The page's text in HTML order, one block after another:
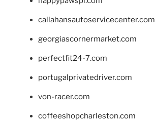
callahansautoservicecenter.com
georgiascornermarket.com
perfectfit24-7.com
portugalprivatedriver.com
von-racer.com
coffeeshopcharleston.com